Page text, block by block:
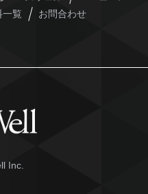
一覧
お問合わせ
Inc.